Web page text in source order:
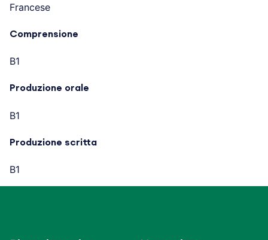
Francese
Comprensione
B1
Produzione orale
B1
Produzione scritta
B1